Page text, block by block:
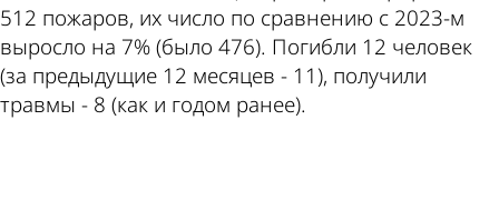
512 пожаров, их число по сравнению с 2023-м
выросло на 7% (было 476). Погибли 12 человек
(за предыдущие 12 месяцев - 11), получили
травмы - 8 (как и годом ранее).